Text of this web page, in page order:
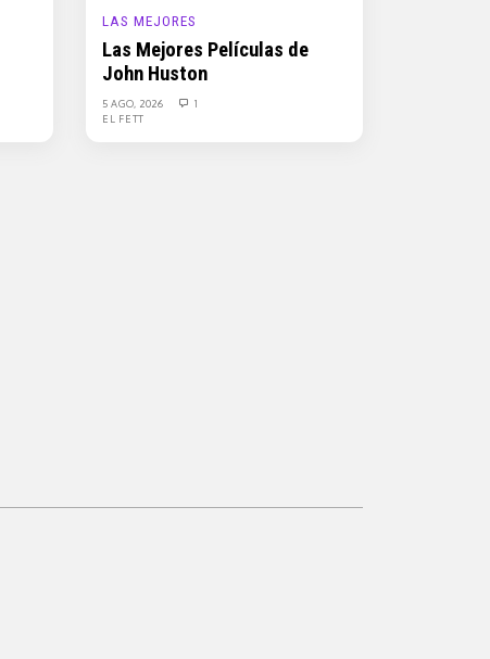
LAS MEJORES
Las Mejores Películas de
John Huston
5 AGO, 2026
1
EL FETT